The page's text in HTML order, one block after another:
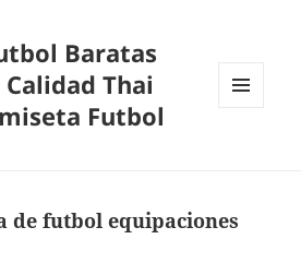
Baratas
Thai
Futbol
de futbol equipaciones